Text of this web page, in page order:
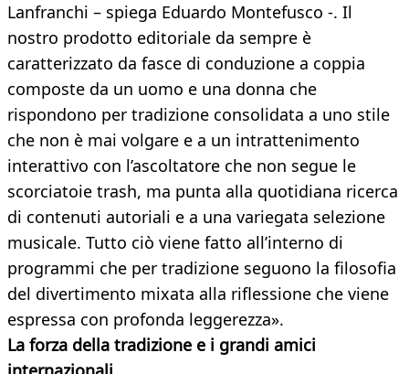
Lanfranchi – spiega Eduardo Montefusco -. Il
nostro prodotto editoriale da sempre è
caratterizzato da fasce di conduzione a coppia
composte da un uomo e una donna che
rispondono per tradizione consolidata a uno stile
che non è mai volgare e a un intrattenimento
interattivo con l’ascoltatore che non segue le
scorciatoie trash, ma punta alla quotidiana ricerca
di contenuti autoriali e a una variegata selezione
musicale. Tutto ciò viene fatto all’interno di
programmi che per tradizione seguono la filosofia
del divertimento mixata alla riflessione che viene
espressa con profonda leggerezza».
La forza della tradizione e i grandi amici